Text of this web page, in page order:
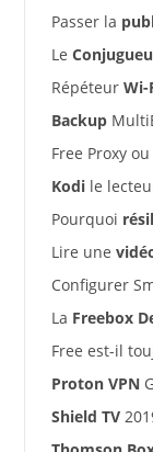
Passer la
Le
Répéteur Wi-
Backup
Free Proxy ou
Kodile
Pourquoi
Lire une
Configurer
La Freebox
Free est-il
Proton VPN
Shield TV